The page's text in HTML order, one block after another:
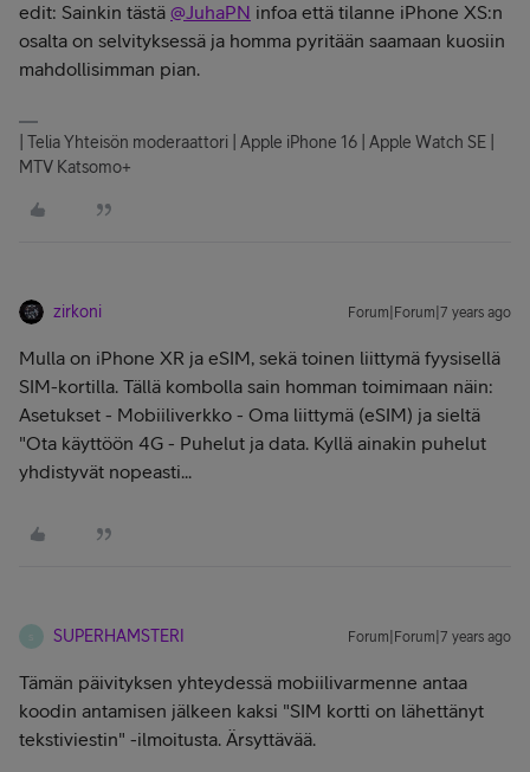
edit: Sainkin tästä @JuhaPN infoa että tilanne iPhone XS:n
osalta on selvityksessä ja homma pyritään saamaan kuosiin
mahdollisimman pian.
| Telia Yhteisön moderaattori | Apple iPhone 16 | Apple Watch SE |
MTV Katsomo+
zirkoni Forum|Forum|7 years ago
Mulla on iPhone XR ja eSIM, sekä toinen liittymä fyysisellä
SIM-kortilla. Tällä kombolla sain homman toimimaan näin:
Asetukset - Mobiiliverkko - Oma liittymä (eSIM) ja sieltä
"Ota käyttöön 4G - Puhelut ja data. Kyllä ainakin puhelut
yhdistyvät nopeasti...
SUPERHAMSTERI Forum|Forum|7 years ago
Tämän päivityksen yhteydessä mobiilivarmenne antaa
koodin antamisen jälkeen kaksi "SIM kortti on lähettänyt
tekstiviestin" -ilmoitusta. Ärsyttävää.